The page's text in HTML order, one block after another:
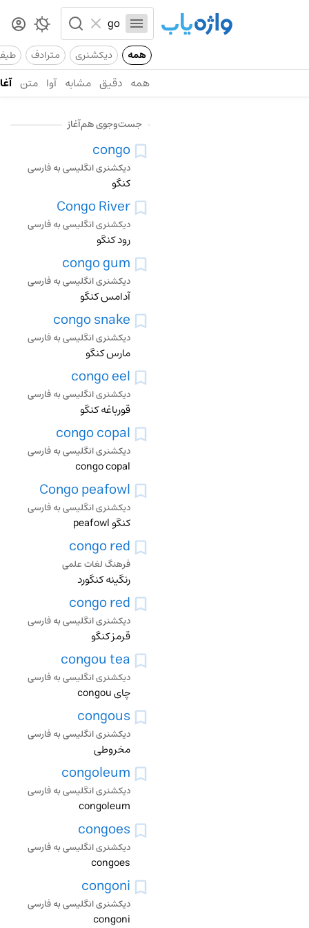
همه دیکشنری مترادف
همه دقیق مشابه آوا متن
جست‌وجوی هم‌آغاز
congo
دیکشنری انگلیسی به فارسی
کنگو
Congo River
دیکشنری انگلیسی به فارسی
رود کنگو
congo gum
دیکشنری انگلیسی به فارسی
آدامس کنگو
congo snake
دیکشنری انگلیسی به فارسی
مارس کنگو
congo eel
دیکشنری انگلیسی به فارسی
قورباغه کنگو
congo copal
دیکشنری انگلیسی به فارسی
congo copal
Congo peafowl
دیکشنری انگلیسی به فارسی
کنگو peafowl
congo red
فرهنگ لغات علمی
رنگینه کنگورد
congo red
دیکشنری انگلیسی به فارسی
قرمز کنگو
congou tea
دیکشنری انگلیسی به فارسی
چای congou
congous
دیکشنری انگلیسی به فارسی
مخروطی
congoleum
دیکشنری انگلیسی به فارسی
congoleum
congoes
دیکشنری انگلیسی به فارسی
congoes
congoni
دیکشنری انگلیسی به فارسی
congoni